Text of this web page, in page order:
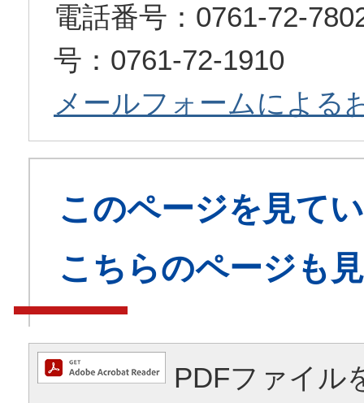
電話番号：0761-72-
号：0761-72-1910
メールフォームによる
このページを見て
こちらのページも
PDFファイル